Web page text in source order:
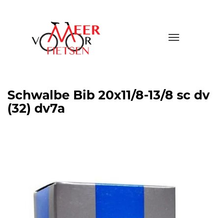
Toggle
Schwalbe Bib 20x11/8-13/8 sc dv
(32) dv7a